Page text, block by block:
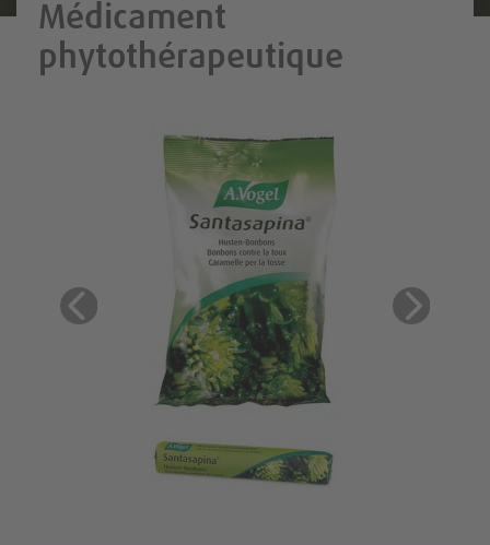
Médicament
phytothérapeutique
Previous Next